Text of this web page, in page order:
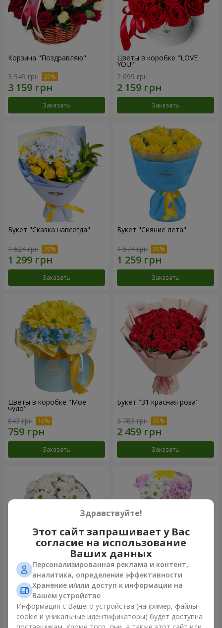
Корзина "Поздравляю"
3 949 грн
Заказать
Цветы в коробке "LOVE
YOU!"
2 699 грн
Заказать
Букет "Сказка навсегда"
1 624 грн
Заказать
Букет "Сияние лета"
1 574 грн
Заказать
Цветы в коробке "Мое
чудо"
843 грн
Заказать
Букет "31 красная роза"
3 783 грн
Заказать
Букет "Киото" из 5 белых
хризантем
999 грн
Заказать
Букет "Времена года"
Заказать
Здравствуйте!
Этот сайт запрашивает у Вас
согласие на использование
Ваших данных
Персонализированная реклама и контент,
аналитика, определение эффективности
Хранение и/или доступ к информации на
Вашем устройстве
Информация с Вашего устройства (например, файлы
cookie и уникальные идентификаторы) будет доступна